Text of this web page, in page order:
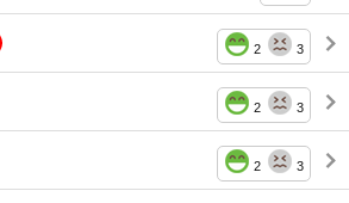
2 3
2 3
2 3